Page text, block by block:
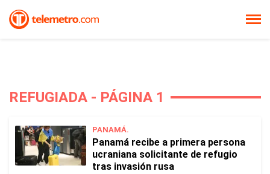
REFUGIADA - PÁGINA 1
PANAMÁ.
Panamá recibe a primera persona
ucraniana solicitante de refugio
tras invasión rusa